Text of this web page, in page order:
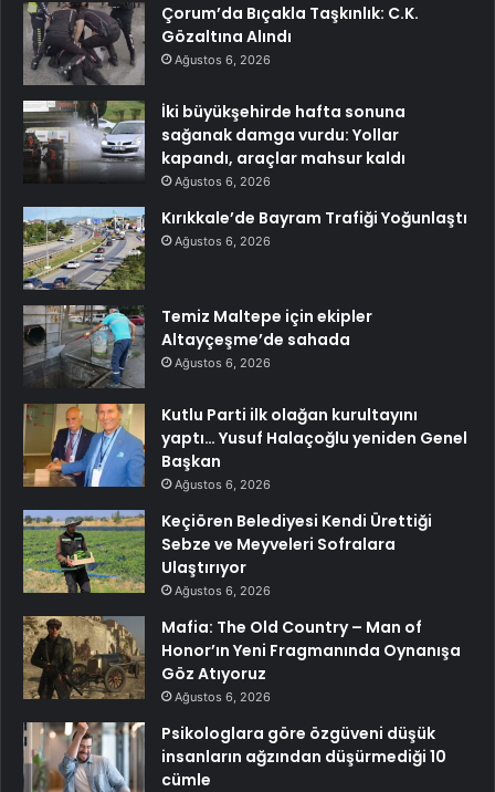
Çorum’da Bıçakla Taşkınlık: C.K.
Gözaltına Alındı
Ağustos 6, 2026
İki büyükşehirde hafta sonuna
sağanak damga vurdu: Yollar
kapandı, araçlar mahsur kaldı
Ağustos 6, 2026
Kırıkkale’de Bayram Trafiği Yoğunlaştı
Ağustos 6, 2026
Temiz Maltepe için ekipler
Altayçeşme’de sahada
Ağustos 6, 2026
Kutlu Parti ilk olağan kurultayını
yaptı… Yusuf Halaçoğlu yeniden Genel
Başkan
Ağustos 6, 2026
Keçiören Belediyesi Kendi Ürettiği
Sebze ve Meyveleri Sofralara
Ulaştırıyor
Ağustos 6, 2026
Mafia: The Old Country – Man of
Honor’ın Yeni Fragmanında Oynanışa
Göz Atıyoruz
Ağustos 6, 2026
Psikologlara göre özgüveni düşük
insanların ağzından düşürmediği 10
cümle